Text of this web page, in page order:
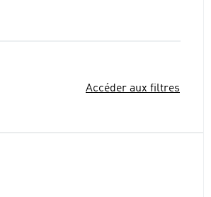
Accéder aux filtres